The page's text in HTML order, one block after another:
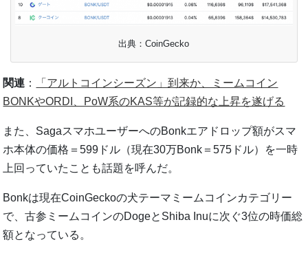
出典：CoinGecko
関連 ：
「アルトコインシーズン」到来か、ミームコイン
BONKやORDI、PoW系のKAS等が記録的な上昇を遂げる
また、SagaスマホユーザーへのBonkエアドロップ額がスマ
ホ本体の価格＝599ドル（現在30万Bonk＝575ドル）を一時
上回っていたことも話題を呼んだ。
Bonkは現在CoinGeckoの犬テーマミームコインカテゴリー
で、古参ミームコインのDogeとShiba Inuに次ぐ3位の時価総
額となっている。